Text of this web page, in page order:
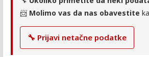
📨 Molimo vas da nas obavestite
🔧 Prijavi netačne podatke